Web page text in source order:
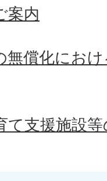
案内
無償化にお
て支援施設